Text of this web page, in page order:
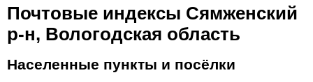
Почтовые индексы Сямженский
р-н, Вологодская область
Населенные пункты и посёлки